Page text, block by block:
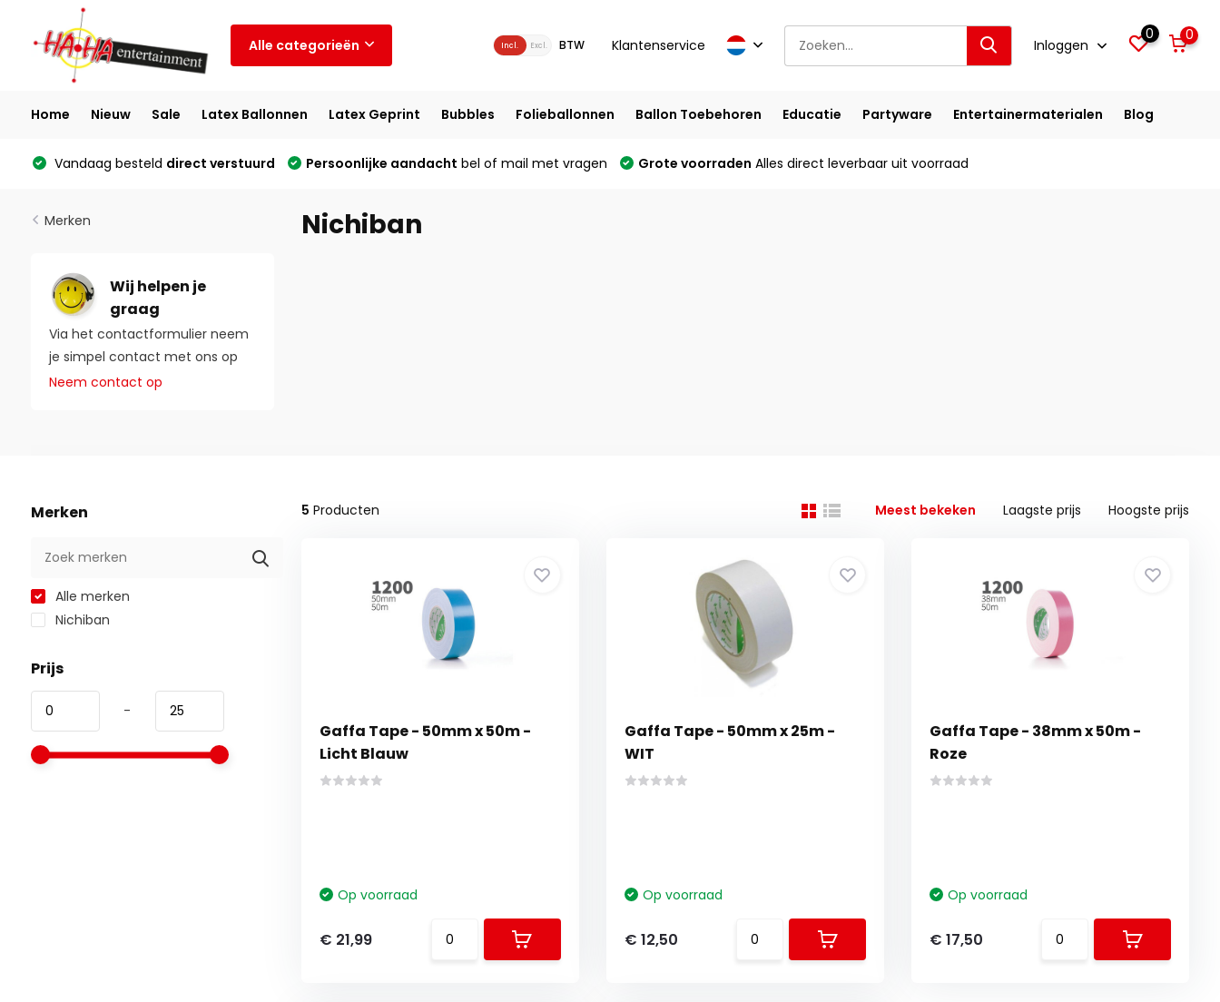
Alle categorieën Incl. Excl. BTW Klantenservice Inloggen
0 0
Home Nieuw Sale Latex Ballonnen Latex Geprint Bubbles Folieballonnen Ballon Toebehoren Educatie Partyware Entertainermaterialen Blog
Vandaag besteld direct verstuurd Persoonlijke aandacht bel of mail met vragen Grote voorraden Alles direct leverbaar uit voorraad
Merken
Wij helpen je
graag
Via het contactformulier neem
je simpel contact met ons op
Neem contact op
Nichiban
Merken
Alle merken
Nichiban
Prijs
-
5 Producten Meest bekeken Laagste prijs Hoogste prijs
Gaffa Tape - 50mm x 50m -
Licht Blauw
Op voorraad
€ 21,99
Gaffa Tape - 50mm x 25m -
WIT
Op voorraad
€ 12,50
Gaffa Tape - 38mm x 50m -
Roze
Op voorraad
€ 17,50